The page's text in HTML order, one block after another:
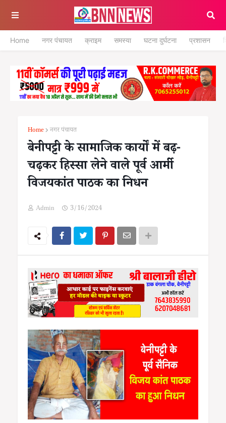
Home नगर पंचायत क्राइम समस्या घटना दुर्घटना प्रशासन
Home नगर पंचायत
बेनीपट्टी के सामाजिक कार्यों में बढ़-
चढ़कर हिस्सा लेने वाले पूर्व आर्मी
विजयकांत पाठक का निधन
Admin 3/16/2024